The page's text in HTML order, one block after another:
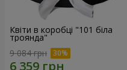
Квіти в коробці "101 біла
троянда"
9 084 грн